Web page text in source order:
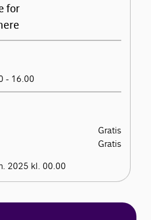
for
- 16.00
Gratis
Gratis
2025 kl. 00.00